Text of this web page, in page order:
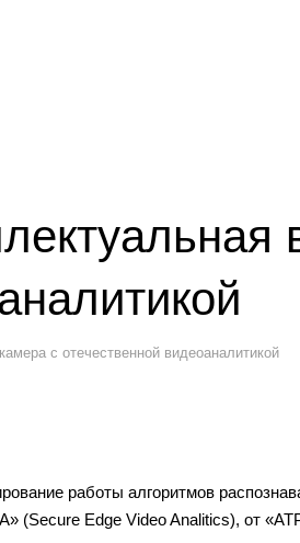
с отечественной видеоаналитикой
работы алгоритмов
(Secure Edge Video Analitics), от